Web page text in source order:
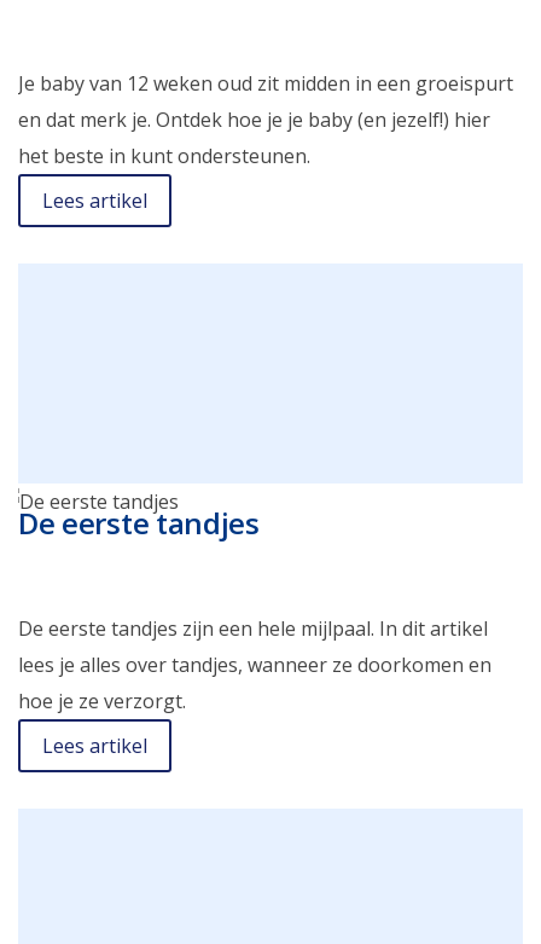
Je baby van 12 weken oud zit midden in een groeispurt
en dat merk je. Ontdek hoe je je baby (en jezelf!) hier
het beste in kunt ondersteunen.
Lees artikel
De eerste tandjes
De eerste tandjes zijn een hele mijlpaal. In dit artikel
lees je alles over tandjes, wanneer ze doorkomen en
hoe je ze verzorgt.
Lees artikel